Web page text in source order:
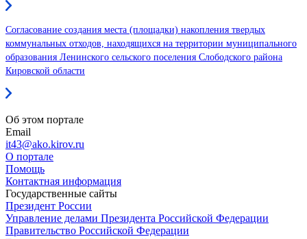
Согласование создания места (площадки) накопления твердых
коммунальных отходов, находящихся на территории муниципального
образования Ленинского сельского поселения Слободского района
Кировской области
Об этом портале
Email
it43@ako.kirov.ru
О портале
Помощь
Контактная информация
Государственные сайты
Президент России
Управление делами Президента Российской Федерации
Правительство Российской Федерации